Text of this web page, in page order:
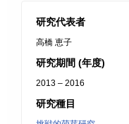
研究代表者
高橋 恵子
研究期間 (年度)
2013 – 2016
研究種目